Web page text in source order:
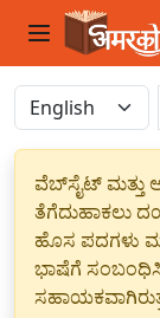
ವೆಬ್‌ಸೈಟ್ ಮತ್ತು
ತೆಗೆದುಹಾಕಲು
ಹೊಸ ಪದಗಳು
ಭಾಷೆಗೆ ಸಂಬಂಧಿಸಿದ